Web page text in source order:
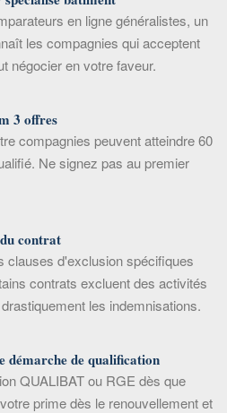
en ligne généralistes, un
les compagnies qui acceptent
négocier en votre faveur.
3 offres
compagnies peuvent atteindre 60
Ne signez pas au premier
contrat
clauses d'exclusion spécifiques
contrats excluent des activités
les indemnisations.
démarche de qualification
QUALIBAT ou RGE dès que
prime dès le renouvellement et